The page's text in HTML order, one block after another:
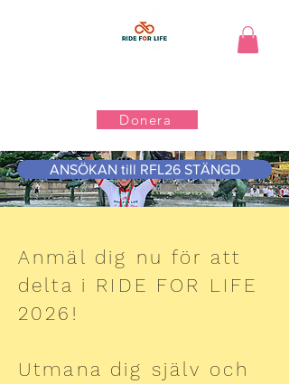
Donera
ANSÖKAN till RFL26 STÄNGD
Anmäl dig nu för att
delta i RIDE FOR LIFE
2026!
Utmana dig själv och